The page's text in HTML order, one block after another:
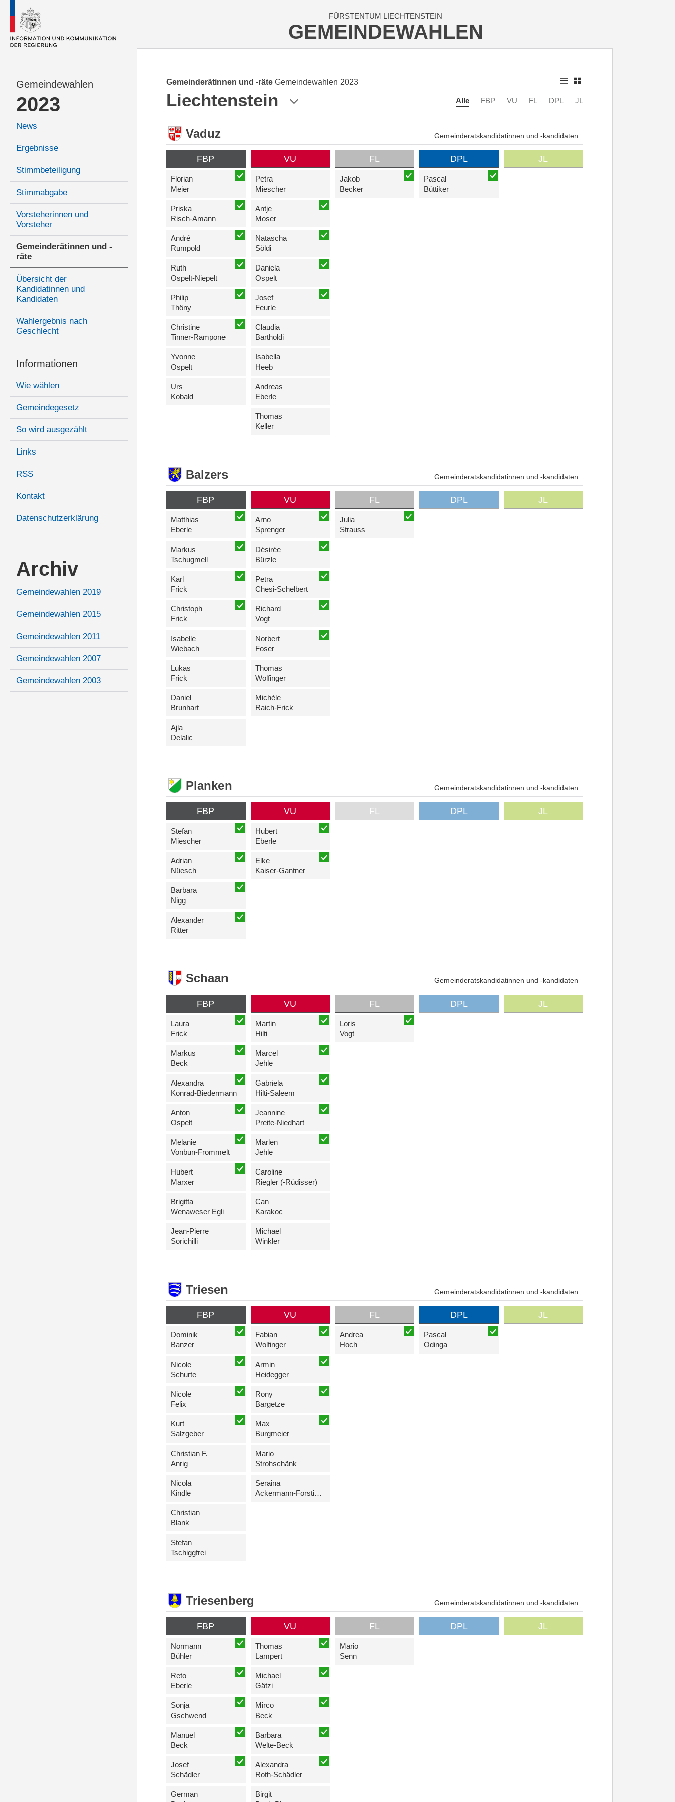
FÜRSTENTUM LIECHTENSTEIN
GEMEINDEWAHLEN
Gemeindewahlen
2023
News
Ergebnisse
Stimmbeteiligung
Stimmabgabe
Vorsteherinnen und
Vorsteher
Gemeinderätinnen und -
räte
Übersicht der
Kandidatinnen und
Kandidaten
Wahlergebnis nach
Geschlecht
Informationen
Wie wählen
Gemeindegesetz
So wird ausgezählt
Links
RSS
Kontakt
Datenschutzerklärung
Archiv
Gemeindewahlen 2019
Gemeindewahlen 2015
Gemeindewahlen 2011
Gemeindewahlen 2007
Gemeindewahlen 2003
Gemeinderätinnen und -räte Gemeindewahlen 2023
Liechtenstein Alle FBP VU FL DPL JL
Vaduz Gemeinderatskandidatinnen und -kandidaten
FBP
Florian
Meier
Priska
Risch-Amann
André
Rumpold
Ruth
Ospelt-Niepelt
Philip
Thöny
Christine
Tinner-Rampone
Yvonne
Ospelt
Urs
Kobald
VU
Petra
Miescher
Antje
Moser
Natascha
Söldi
Daniela
Ospelt
Josef
Feurle
Claudia
Bartholdi
Isabella
Heeb
Andreas
Eberle
Thomas
Keller
FL
Jakob
Becker
DPL
Pascal
Büttiker
JL
Balzers Gemeinderatskandidatinnen und -kandidaten
FBP
Matthias
Eberle
Markus
Tschugmell
Karl
Frick
Christoph
Frick
Isabelle
Wiebach
Lukas
Frick
Daniel
Brunhart
Ajla
Delalic
VU
Arno
Sprenger
Désirée
Bürzle
Petra
Chesi-Schelbert
Richard
Vogt
Norbert
Foser
Thomas
Wolfinger
Michèle
Raich-Frick
FL
Julia
Strauss
DPL JL
Planken Gemeinderatskandidatinnen und -kandidaten
FBP
Stefan
Miescher
Adrian
Nüesch
Barbara
Nigg
Alexander
Ritter
VU
Hubert
Eberle
Elke
Kaiser-Gantner
FL DPL JL
Schaan Gemeinderatskandidatinnen und -kandidaten
FBP
Laura
Frick
Markus
Beck
Alexandra
Konrad-Biedermann
Anton
Ospelt
Melanie
Vonbun-Frommelt
Hubert
Marxer
Brigitta
Wenaweser Egli
Jean-Pierre
Sorichilli
VU
Martin
Hilti
Marcel
Jehle
Gabriela
Hilti-Saleem
Jeannine
Preite-Niedhart
Marlen
Jehle
Caroline
Riegler (-Rüdisser)
Can
Karakoc
Michael
Winkler
FL
Loris
Vogt
DPL JL
Triesen Gemeinderatskandidatinnen und -kandidaten
FBP
Dominik
Banzer
Nicole
Schurte
Nicole
Felix
Kurt
Salzgeber
Christian F.
Anrig
Nicola
Kindle
Christian
Blank
Stefan
Tschiggfrei
VU
Fabian
Wolfinger
Armin
Heidegger
Rony
Bargetze
Max
Burgmeier
Mario
Strohschänk
Seraina
Ackermann-Forstinger
FL
Andrea
Hoch
DPL
Pascal
Odinga
JL
Triesenberg Gemeinderatskandidatinnen und -kandidaten
FBP
Normann
Bühler
Reto
Eberle
Sonja
Gschwend
Manuel
Beck
Josef
Schädler
German
VU
Thomas
Lampert
Michael
Gätzi
Mirco
Beck
Barbara
Welte-Beck
Alexandra
Roth-Schädler
Birgit
FL
Mario
Senn
DPL JL